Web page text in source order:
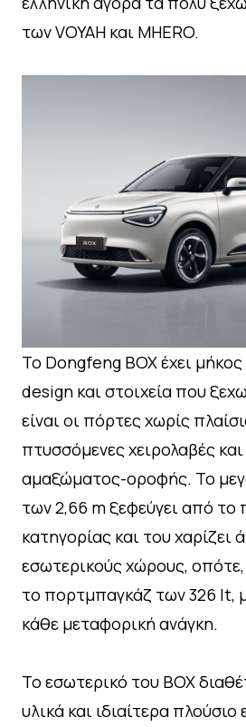
των VOYAH και MHERO.
Το Dongfeng BOX έχει μήκος
design και στοιχεία που
είναι οι πόρτες χωρίς
πτυσσόμενες χειρολαβές
αμαξώματος-οροφής. Το
των 2,66 m ξεφεύγει από το
κατηγορίας και του χαρίζει
εσωτερικούς χώρους,
το πορτμπαγκάζ των 326 lt,
κάθε μεταφορική ανάγκη.
Το εσωτερικό του BOX
υλικά και ιδιαίτερα